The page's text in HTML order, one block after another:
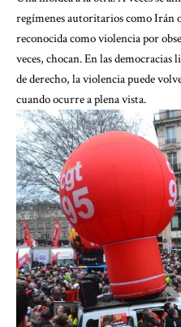
regímenes autoritarios como Irán
reconocida como violencia por
veces, chocan. En las democracias
de derecho, la violencia puede
cuando ocurre a plena vista.